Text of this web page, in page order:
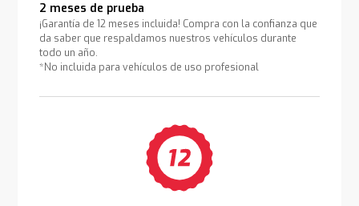
2 meses de prueba
¡Garantía de 12 meses incluida! Compra con la confianza que
da saber que respaldamos nuestros vehículos durante
todo un año.
*No incluida para vehículos de uso profesional